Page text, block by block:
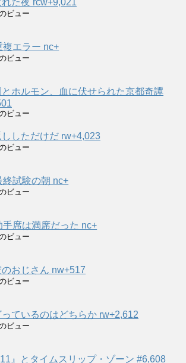
ビュー
複エラー nc+
ビュー
ホルモン、血に伏せられた京都奇譚
ビュー
しただけだ rw+4,023
ビュー
終試験の朝 nc+
ビュー
手席は満席だった nc+
ビュー
のおじさん nw+517
ビュー
ているのはどちらか rw+2,612
ビュー
』とタイムスリップ・ゾーン #6,608